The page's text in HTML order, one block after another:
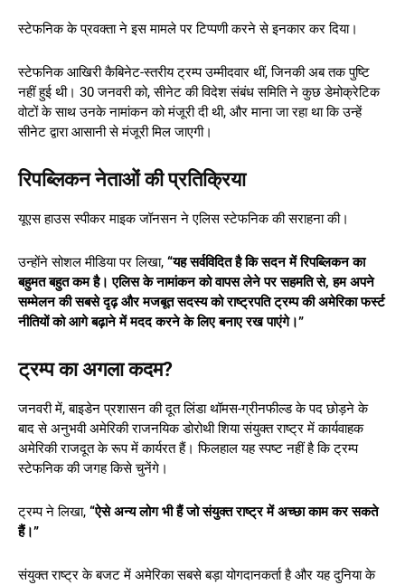
स्टेफनिक के प्रवक्ता ने इस मामले पर टिप्पणी करने से इनकार कर दिया।
स्टेफनिक आखिरी कैबिनेट-स्तरीय ट्रम्प उम्मीदवार थीं, जिनकी अब तक पुष्टि
नहीं हुई थी। 30 जनवरी को, सीनेट की विदेश संबंध समिति ने कुछ डेमोक्रेटिक
वोटों के साथ उनके नामांकन को मंजूरी दी थी, और माना जा रहा था कि उन्हें
सीनेट द्वारा आसानी से मंजूरी मिल जाएगी।
रिपब्लिकन नेताओं की प्रतिक्रिया
यूएस हाउस स्पीकर माइक जॉनसन ने एलिस स्टेफनिक की सराहना की।
उन्होंने सोशल मीडिया पर लिखा, “यह सर्वविदित है कि सदन में रिपब्लिकन का
बहुमत बहुत कम है। एलिस के नामांकन को वापस लेने पर सहमति से, हम अपने
सम्मेलन की सबसे दृढ़ और मजबूत सदस्य को राष्ट्रपति ट्रम्प की अमेरिका फर्स्ट
नीतियों को आगे बढ़ाने में मदद करने के लिए बनाए रख पाएंगे।”
ट्रम्प का अगला कदम?
जनवरी में, बाइडेन प्रशासन की दूत लिंडा थॉमस-ग्रीनफील्ड के पद छोड़ने के
बाद से अनुभवी अमेरिकी राजनयिक डोरोथी शिया संयुक्त राष्ट्र में कार्यवाहक
अमेरिकी राजदूत के रूप में कार्यरत हैं। फिलहाल यह स्पष्ट नहीं है कि ट्रम्प
स्टेफनिक की जगह किसे चुनेंगे।
ट्रम्प ने लिखा, “ऐसे अन्य लोग भी हैं जो संयुक्त राष्ट्र में अच्छा काम कर सकते
हैं।”
संयुक्त राष्ट्र के बजट में अमेरिका सबसे बड़ा योगदानकर्ता है और यह दुनिया के